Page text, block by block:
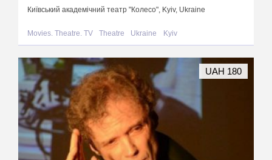
Київський академічний театр "Колесо", Kyiv, Ukraine
Movies. Theatre. TV Theatre Ukraine Kyiv
UAH 180